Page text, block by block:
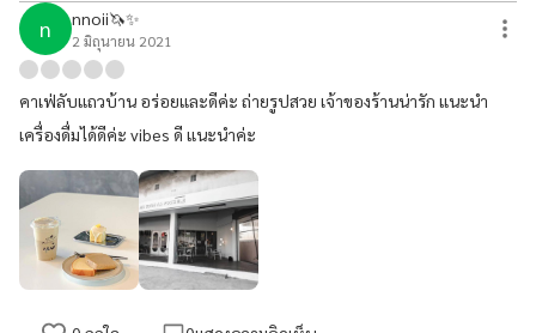
n nnoii🦄✨
2 มิถุนายน 2021
คาเฟ่ลับแถวบ้าน อร่อยและดีค่ะ ถ่ายรูปสวย เจ้าของร้านน่ารัก แนะนำ
เครื่องดื่มได้ดีค่ะ vibes ดี แนะนำค่ะ